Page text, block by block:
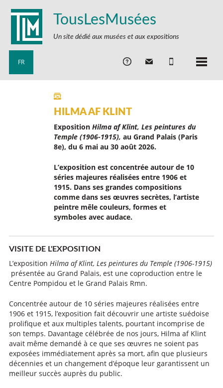
TousLesMusées
Un site dédié aux musées et aux expositions
FR
HILMA AF KLINT
Exposition Hilma af Klint, Les peintures du
Temple (1906-1915), au Grand Palais (Paris
8e), du 6 mai au 30 août 2026.
L’exposition est concentrée autour de 10
séries majeures réalisées entre 1906 et
1915. Dans ses grandes compositions
comme dans ses œuvres secrètes, l’artiste
peintre mêle couleurs, formes et
symboles avec audace.
VISITE DE L'EXPOSITION
L’exposition Hilma af Klint, Les peintures du Temple (1906-1915)
présentée au Grand Palais, est une coproduction entre le
Centre Pompidou et le Grand Palais Rmn.
Concentrée autour de 10 séries majeures réalisées entre
1906 et 1915, l’exposition fait découvrir une artiste suédoise
prolifique et aux multiples talents, pourtant incomprise de
son temps. Davantage célébrée de nos jours, Hilma af Klint
avait même demandé à ce que ses œuvres ne soient pas
exposées immédiatement après sa mort, afin que plusieurs
décennies et un changement d’époque leur garantissent un
meilleur succès auprès du public.